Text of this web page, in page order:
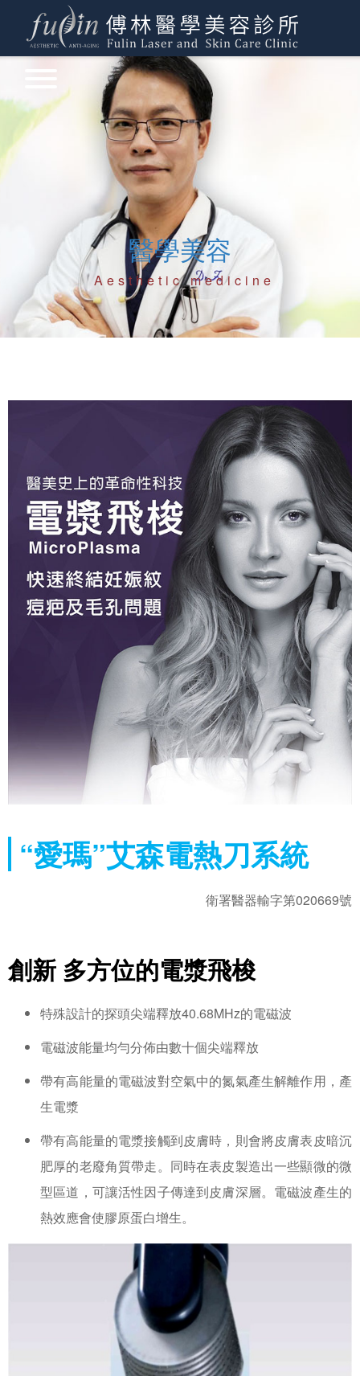
醫學美容
Aesthetic medicine
“愛瑪”艾森電熱刀系統
衛署醫器輸字第020669號
創新 多方位的電漿飛梭
特殊設計的探頭尖端釋放40.68MHz的電磁波
電磁波能量均勻分佈由數十個尖端釋放
帶有高能量的電磁波對空氣中的氮氣產生解離作用，產
生電漿
帶有高能量的電漿接觸到皮膚時，則會將皮膚表皮暗沉
肥厚的老廢角質帶走。同時在表皮製造出一些顯微的微
型區道，可讓活性因子傳達到皮膚深層。電磁波產生的
熱效應會使膠原蛋白增生。